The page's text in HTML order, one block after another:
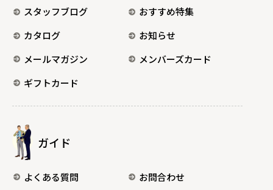
スタッフブログ
おすすめ特集
カタログ
お知らせ
メールマガジン
メンバーズカード
ギフトカード
ガイド
よくある質問 お問合わせ